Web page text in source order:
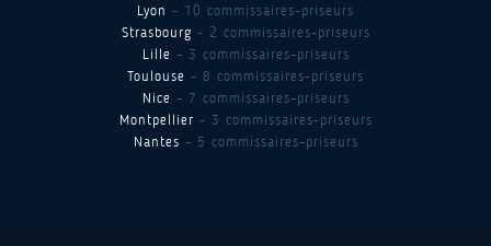
Lyon - 10 commissaires-priseurs
Strasbourg - 2 commissaires-priseurs
Lille - 3 commissaires-priseurs
Toulouse - 8 commissaires-priseurs
Nice - 7 commissaires-priseurs
Montpellier - 3 commissaires-priseurs
Nantes - 5 commissaires-priseurs